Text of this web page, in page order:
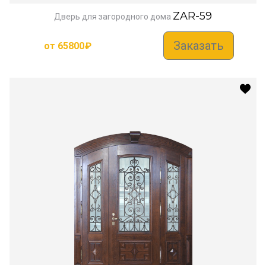
Дверь для загородного дома ZAR-59
от 65800₽ Заказать